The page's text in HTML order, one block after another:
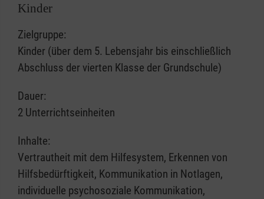
Kinder
Zielgruppe:
Kinder (über dem 5. Lebensjahr bis einschließlich
Abschluss der vierten Klasse der Grundschule)
Dauer:
2 Unterrichtseinheiten
Inhalte:
Vertrautheit mit dem Hilfesystem, Erkennen von
Hilfsbedürftigkeit, Kommunikation in Notlagen,
individuelle psychosoziale Kommunikation,